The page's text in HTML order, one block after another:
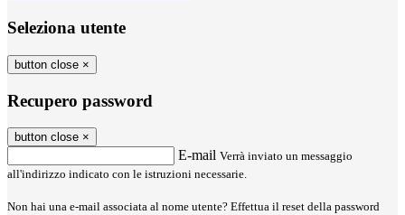
Seleziona utente
button close ×
Recupero password
button close ×
E-mail Verrà inviato un messaggio
all'indirizzo indicato con le istruzioni necessarie.
Non hai una e-mail associata al nome utente? Effettua il reset della password